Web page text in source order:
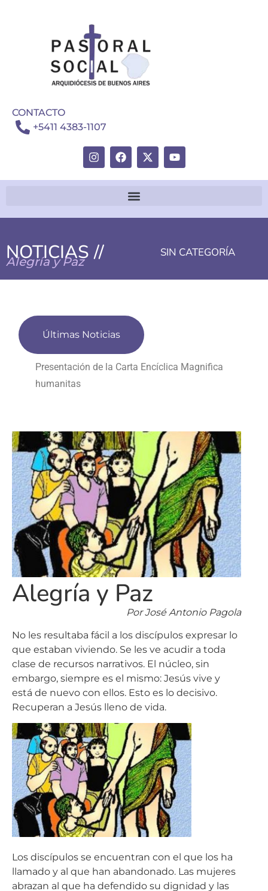
CONTACTO
+5411 4383-1107
NOTICIAS // SIN CATEGORÍA
Alegría y Paz
Últimas Noticias
Presentación de la Carta Encíclica Magnifica
humanitas
Alegría y Paz
Por José Antonio Pagola
No les resultaba fácil a los discípulos expresar lo
que estaban viviendo. Se les ve acudir a toda
clase de recursos narrativos. El núcleo, sin
embargo, siempre es el mismo: Jesús vive y
está de nuevo con ellos. Esto es lo decisivo.
Recuperan a Jesús lleno de vida.
Los discípulos se encuentran con el que los ha
llamado y al que han abandonado. Las mujeres
abrazan al que ha defendido su dignidad y las